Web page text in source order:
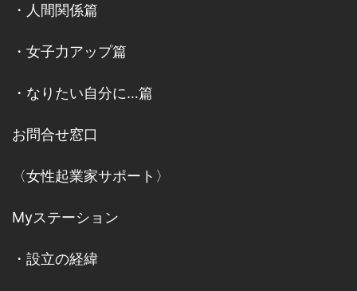
・ 人間関係篇
・ 女子力アップ篇
・ なりたい自分に…篇
お問合せ窓口
〈女性起業家サポート〉
Myステーション
・ 設立の経緯